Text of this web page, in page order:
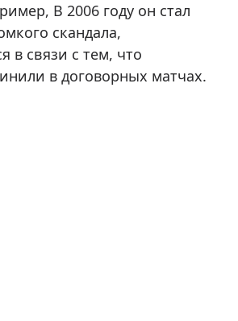
В 2006 году он стал
скандала,
в связи с тем, что
в договорных матчах.